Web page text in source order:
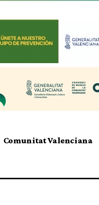
Comunitat Valenciana